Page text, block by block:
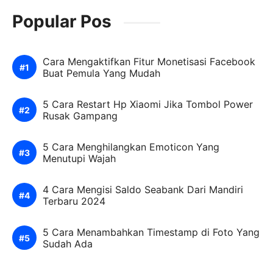
Popular Pos
Cara Mengaktifkan Fitur Monetisasi Facebook
Buat Pemula Yang Mudah
5 Cara Restart Hp Xiaomi Jika Tombol Power
Rusak Gampang
5 Cara Menghilangkan Emoticon Yang
Menutupi Wajah
4 Cara Mengisi Saldo Seabank Dari Mandiri
Terbaru 2024
5 Cara Menambahkan Timestamp di Foto Yang
Sudah Ada